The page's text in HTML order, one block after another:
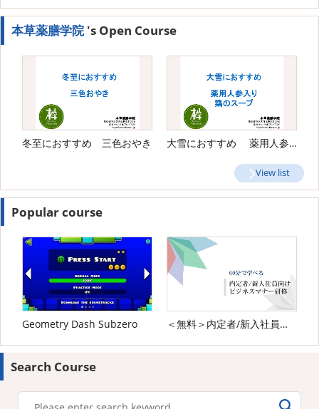
本草薬膳学院's Open Course
冬至におすすめ 三色おやき 大雪におすすめ 薬用人参入り鶏のスープ
View list
Popular course
Geometry Dash Subzero ＜無料＞内定者/新入社員向け ビジネスマナー研修
Search Course